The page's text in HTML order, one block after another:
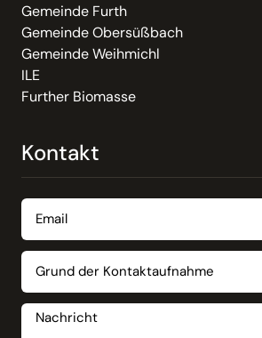
Gemeinde Furth
Gemeinde Obersüßbach
Gemeinde Weihmichl
ILE
Further Biomasse
Kontakt